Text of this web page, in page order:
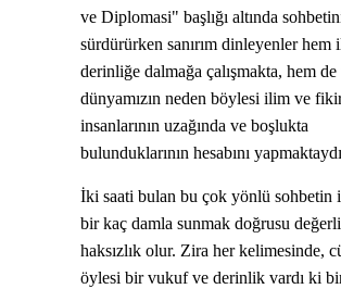
ve Diplomasi" başlığı altında
sürdürürken sanırım dinleyenler hem
derinliğe dalmağa çalışmakta, hem
dünyamızın neden böylesi ilim ve
insanlarının uzağında ve boşlukta
bulunduklarının hesabını
İki saati bulan bu çok yönlü sohbetin
bir kaç damla sunmak doğrusu
haksızlık olur. Zira her kelimesinde,
öylesi bir vukuf ve derinlik vardı ki